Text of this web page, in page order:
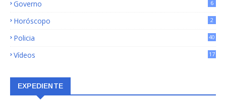
Governo 6
Horóscopo 2
Policia 40
Vídeos 17
EXPEDIENTE